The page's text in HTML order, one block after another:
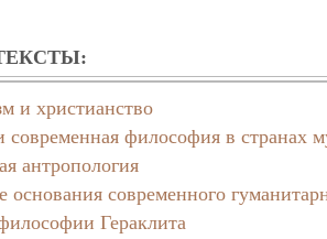
и христианство
современная философия в странах
антропология
основания современного
Гераклита